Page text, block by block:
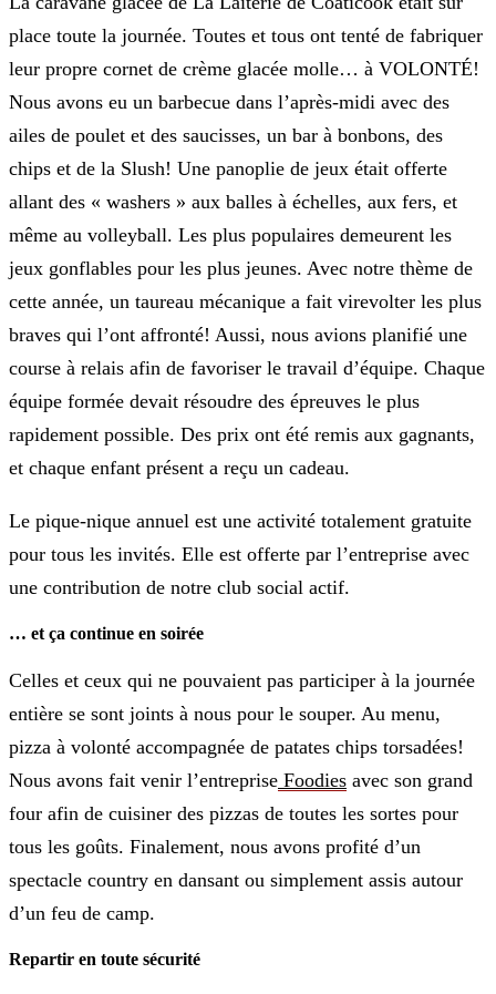
place toute la journée. Toutes et tous ont tenté de fabriquer
leur propre cornet de crème glacée molle… à VOLONTÉ!
Nous avons eu un barbecue dans l’après-midi avec des
ailes de poulet et des saucisses, un bar à bonbons, des
chips et de la Slush! Une panoplie de jeux était offerte
allant des « washers » aux balles à échelles, aux fers, et
même au volleyball. Les plus populaires demeurent les
jeux gonflables pour les plus jeunes. Avec notre thème de
cette année, un taureau mécanique a fait virevolter les plus
braves qui l’ont affronté! Aussi, nous avions planifié une
course à relais afin de favoriser le travail d’équipe. Chaque
équipe formée devait résoudre des épreuves le plus
rapidement possible. Des prix ont été remis aux gagnants,
et chaque enfant présent a reçu un cadeau.
Le pique-nique annuel est une activité totalement gratuite
pour tous les invités. Elle est offerte par l’entreprise avec
une contribution de notre club social actif.
… et ça continue en soirée
Celles et ceux qui ne pouvaient pas participer à la journée
entière se sont joints à nous pour le souper. Au menu,
pizza à volonté accompagnée de patates chips torsadées!
Nous avons fait venir l’entreprise Foodies avec son grand
four afin de cuisiner des pizzas de toutes les sortes pour
tous les goûts. Finalement, nous avons profité d’un
spectacle country en dansant ou simplement assis autour
d’un feu de camp.
Repartir en toute sécurité